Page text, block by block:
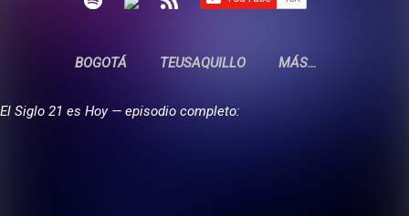
BOGOTÁ TEUSAQUILLO MÁS…
El Siglo 21 es Hoy — episodio completo: